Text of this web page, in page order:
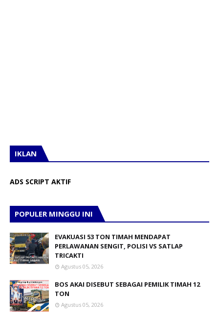
IKLAN
ADS SCRIPT AKTIF
POPULER MINGGU INI
EVAKUASI 53 TON TIMAH MENDAPAT
PERLAWANAN SENGIT, POLISI VS SATLAP
TRICAKTI
Agustus 05, 2026
BOS AKAI DISEBUT SEBAGAI PEMILIK TIMAH 12
TON
Agustus 05, 2026